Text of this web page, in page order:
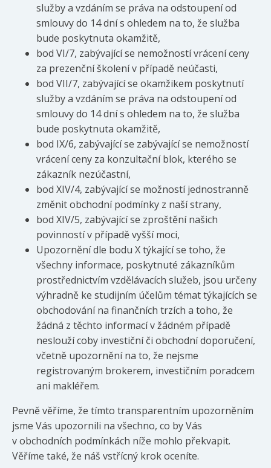
služby a vzdáním se práva na odstoupení od
smlouvy do 14 dní s ohledem na to, že služba
bude poskytnuta okamžitě,
bod VI/7, zabývající se nemožností vrácení ceny
za prezenční školení v případě neúčasti,
bod VII/7, zabývající se okamžikem poskytnutí
služby a vzdáním se práva na odstoupení od
smlouvy do 14 dní s ohledem na to, že služba
bude poskytnuta okamžitě,
bod IX/6, zabývající se zabývající se nemožností
vrácení ceny za konzultační blok, kterého se
zákazník nezúčastní,
bod XIV/4, zabývající se možností jednostranně
změnit obchodní podmínky z naší strany,
bod XIV/5, zabývající se zproštění našich
povinností v případě vyšší moci,
Upozornění dle bodu X týkající se toho, že
všechny informace, poskytnuté zákazníkům
prostřednictvím vzdělávacích služeb, jsou určeny
výhradně ke studijním účelům témat týkajících se
obchodování na finančních trzích a toho, že
žádná z těchto informací v žádném případě
neslouží coby investiční či obchodní doporučení,
včetně upozornění na to, že nejsme
registrovaným brokerem, investičním poradcem
ani makléřem.
Pevně věříme, že tímto transparentním upozorněním
jsme Vás upozornili na všechno, co by Vás
v obchodních podmínkách níže mohlo překvapit.
Věříme také, že náš vstřícný krok oceníte.